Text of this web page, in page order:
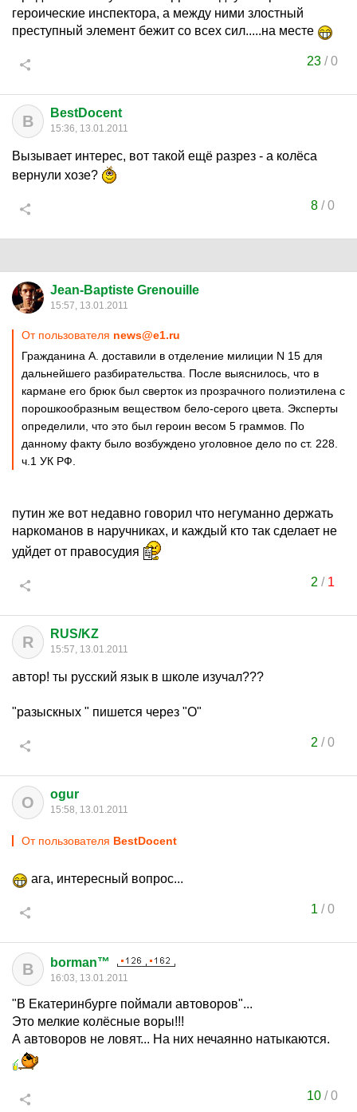
героические инспектора, а между ними злостный
преступный элемент бежит со всех сил.....на месте
23 /0
B BestDocent
15:36, 13.01.2011
Вызывает интерес, вот такой ещё разрез - а колёса
вернули хозе?
8/0
Jean-Baptiste Grenouille
15:57, 13.01.2011
От пользователя news@e1.ru
Гражданина А. доставили в отделение милиции N 15 для
дальнейшего разбирательства. После выяснилось, что в
кармане его брюк был сверток из прозрачного полиэтилена с
порошкообразным веществом бело-серого цвета. Эксперты
определили, что это был героин весом 5 граммов. По
данному факту было возбуждено уголовное дело по ст. 228.
ч.1 УК РФ.
путин же вот недавно говорил что негуманно держать
наркоманов в наручниках, и каждый кто так сделает не
удйдет от правосудия
2 / 1
R RUS/KZ
15:57, 13.01.2011
автор! ты русский язык в школе изучал???
"разыскных " пишется через "О"
2 /0
O ogur
15:58, 13.01.2011
От пользователя BestDocent
ага, интересный вопрос...
1 /0
B borman™
16:03, 13.01.2011
"В Екатеринбурге поймали автоворов"...
Это мелкие колёсные воры!!!
А автоворов не ловят... На них нечаянно натыкаются.
10 /0